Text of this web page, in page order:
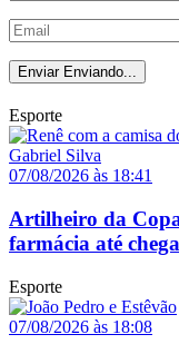
Enviar Enviando...
Esporte
07/08/2026 às 18:41
Artilheiro da
farmácia até
Esporte
07/08/2026 às 18:08